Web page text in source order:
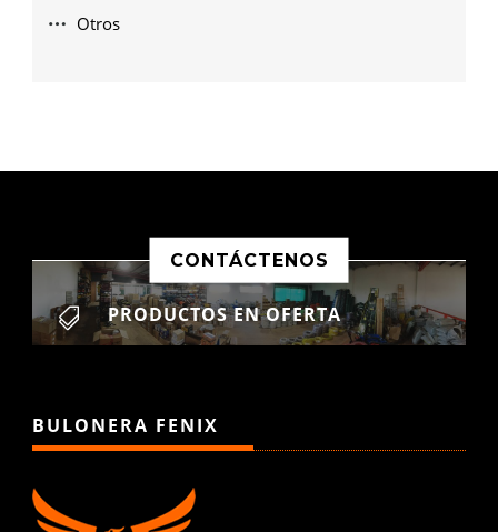
Otros
CONTÁCTENOS
 PRODUCTOS EN OFERTA
BULONERA FENIX